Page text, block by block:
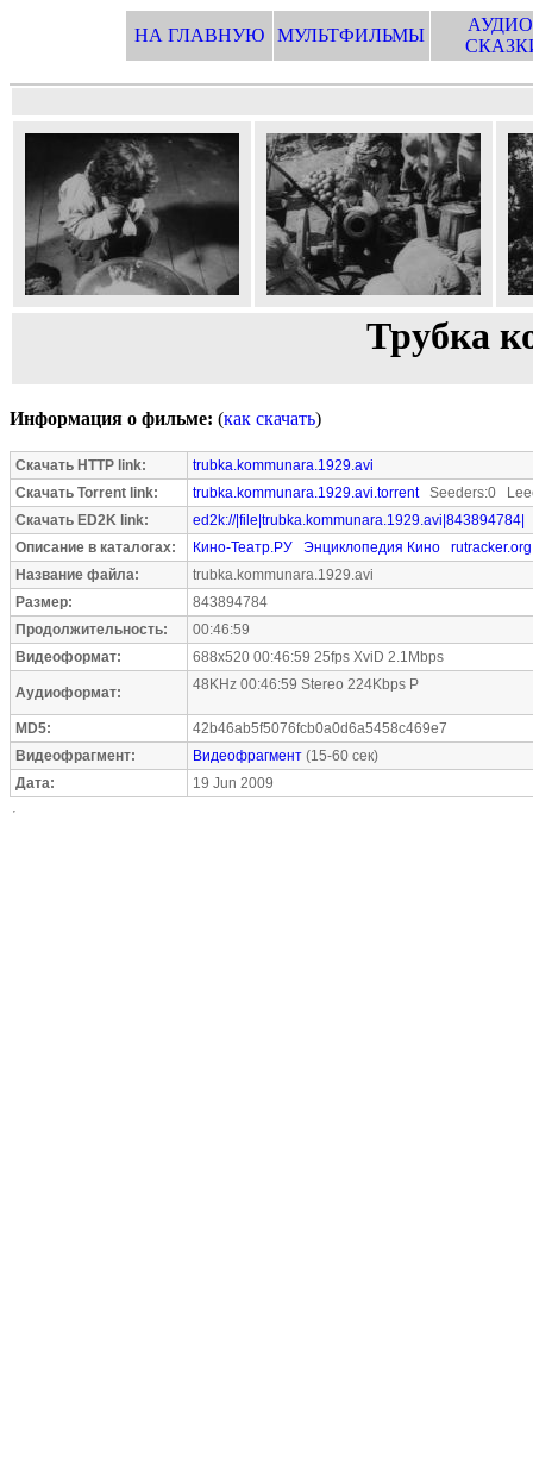
НА ГЛАВНУЮ МУЛЬТФИЛЬМЫ
Трубка
Информация о фильме: (как скачать)
Скачать HTTP link:
trubka.kommunara.1929.avi
Скачать Torrent link:
trubka.kommunara.1929.avi.torrentSeeders:0
Скачать ED2K link:
ed2k://|file|trubka.kommunara.1929.avi|843894784|
Описание в каталогах:
Кино-Театр.РУ Энциклопедия Кино
rutracker.org
Название файла:
trubka.kommunara.1929.avi
Размер:
843894784
Продолжительность:
00:46:59
Видеоформат:
688x520 00:46:59 25fps XviD 2.1Mbps
Аудиоформат: 48KHz 00:46:59 Stereo 224Kbps P
MD5:
42b46ab5f5076fcb0a0d6a5458c469e7
Видеофрагмент:
Видеофрагмент (15-60 сек)
Дата:
19 Jun 2009